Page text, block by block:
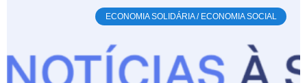
ECONOMIA SOLIDÁRIA / ECONOMIA SOCIAL